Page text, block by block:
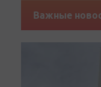
Важные